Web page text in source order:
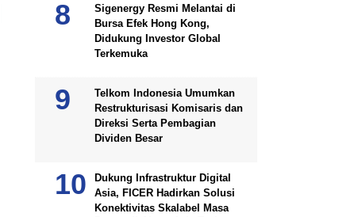
Sigenergy Resmi Melantai di
Bursa Efek Hong Kong,
Didukung Investor Global
Terkemuka
Telkom Indonesia Umumkan
Restrukturisasi Komisaris dan
Direksi Serta Pembagian
Dividen Besar
Dukung Infrastruktur Digital
Asia, FICER Hadirkan Solusi
Konektivitas Skalabel Masa